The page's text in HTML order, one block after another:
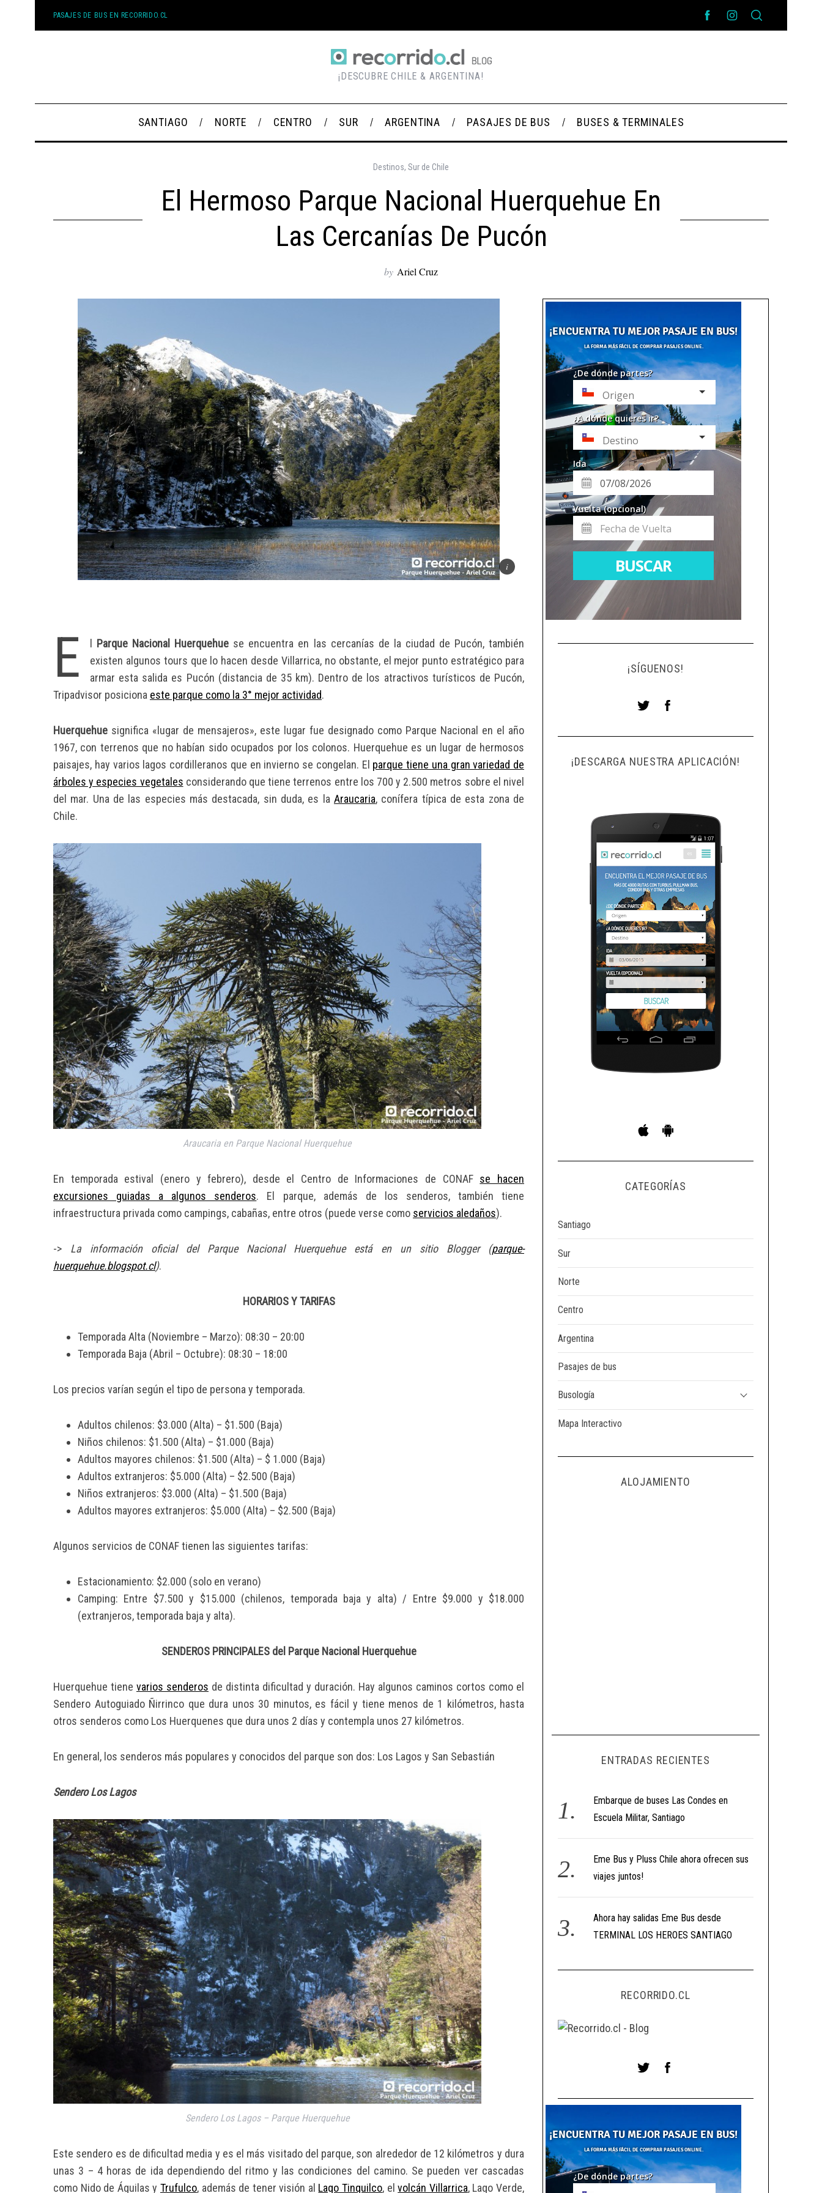
PASAJES DE BUS EN RECORRIDO.CL
¡DESCUBRE CHILE & ARGENTINA!
SANTIAGO NORTE CENTRO SUR ARGENTINA PASAJES DE BUS BUSES & TERMINALES
Destinos, Sur de Chile
El Hermoso Parque Nacional Huerquehue En
Las Cercanías De Pucón
by Ariel Cruz
E Parque Nacional Huerquehue se encuentra en las cercanías de la ciudad de Pucón, también
existen algunos tours que lo hacen desde Villarrica, no obstante, el mejor punto estratégico para
armar esta salida es Pucón (distancia de 35 km). Dentro de los atractivos turísticos de Pucón,
Tripadvisor posiciona este parque como la 3° mejor actividad.
Huerquehue significa «lugar de mensajeros», este lugar fue designado como Parque Nacional en el año
1967, con terrenos que no habían sido ocupados por los colonos. Huerquehue es un lugar de hermosos
paisajes, hay varios lagos cordilleranos que en invierno se congelan. El parque tiene una gran variedad de
árboles y especies vegetales considerando que tiene terrenos entre los 700 y 2.500 metros sobre el nivel
del mar. Una de las especies más destacada, sin duda, es la Araucaria, conífera típica de esta zona de
Chile.
Araucaria en Parque Nacional Huerquehue
En temporada estival (enero y febrero), desde el Centro de Informaciones de CONAF se hacen
excursiones guiadas a algunos senderos. El parque, además de los senderos, también tiene
infraestructura privada como campings, cabañas, entre otros (puede verse como servicios aledaños).
-> La información oficial del Parque Nacional Huerquehue está en un sitio Blogger (parque-
huerquehue.blogspot.cl).
HORARIOS Y TARIFAS
Temporada Alta (Noviembre – Marzo): 08:30 – 20:00
Temporada Baja (Abril – Octubre): 08:30 – 18:00
Los precios varían según el tipo de persona y temporada.
Adultos chilenos: $3.000 (Alta) – $1.500 (Baja)
Niños chilenos: $1.500 (Alta) – $1.000 (Baja)
Adultos mayores chilenos: $1.500 (Alta) – $ 1.000 (Baja)
Adultos extranjeros: $5.000 (Alta) – $2.500 (Baja)
Niños extranjeros: $3.000 (Alta) – $1.500 (Baja)
Adultos mayores extranjeros: $5.000 (Alta) – $2.500 (Baja)
Algunos servicios de CONAF tienen las siguientes tarifas:
Estacionamiento: $2.000 (solo en verano)
Camping: Entre $7.500 y $15.000 (chilenos, temporada baja y alta) / Entre $9.000 y $18.000
(extranjeros, temporada baja y alta).
SENDEROS PRINCIPALES del Parque Nacional Huerquehue
Huerquehue tiene varios senderos de distinta dificultad y duración. Hay algunos caminos cortos como el
Sendero Autoguiado Ñirrinco que dura unos 30 minutos, es fácil y tiene menos de 1 kilómetros, hasta
otros senderos como Los Huerquenes que dura unos 2 días y contempla unos 27 kilómetros.
En general, los senderos más populares y conocidos del parque son dos: Los Lagos y San Sebastián
Sendero Los Lagos
Sendero Los Lagos – Parque Huerquehue
Este sendero es de dificultad media y es el más visitado del parque, son alrededor de 12 kilómetros y dura
unas 3 – 4 horas de ida dependiendo del ritmo y las condiciones del camino. Se pueden ver cascadas
como Nido de Águilas y Trufulco, además de tener visión al Lago Tinquilco, elvolcán Villarrica, Lago Verde,
¡SÍGUENOS!
¡DESCARGA NUESTRA APLICACIÓN!
CATEGORÍAS
Santiago
Sur
Norte
Centro
Argentina
Pasajes de bus
Busología
Mapa Interactivo
ALOJAMIENTO
ENTRADAS RECIENTES
Embarque de buses Las Condes en
Escuela Militar, Santiago
Eme Bus y Pluss Chile ahora ofrecen sus
viajes juntos!
Ahora hay salidas Eme Bus desde
TERMINAL LOS HEROES SANTIAGO
RECORRIDO.CL
a
r
c
o
r